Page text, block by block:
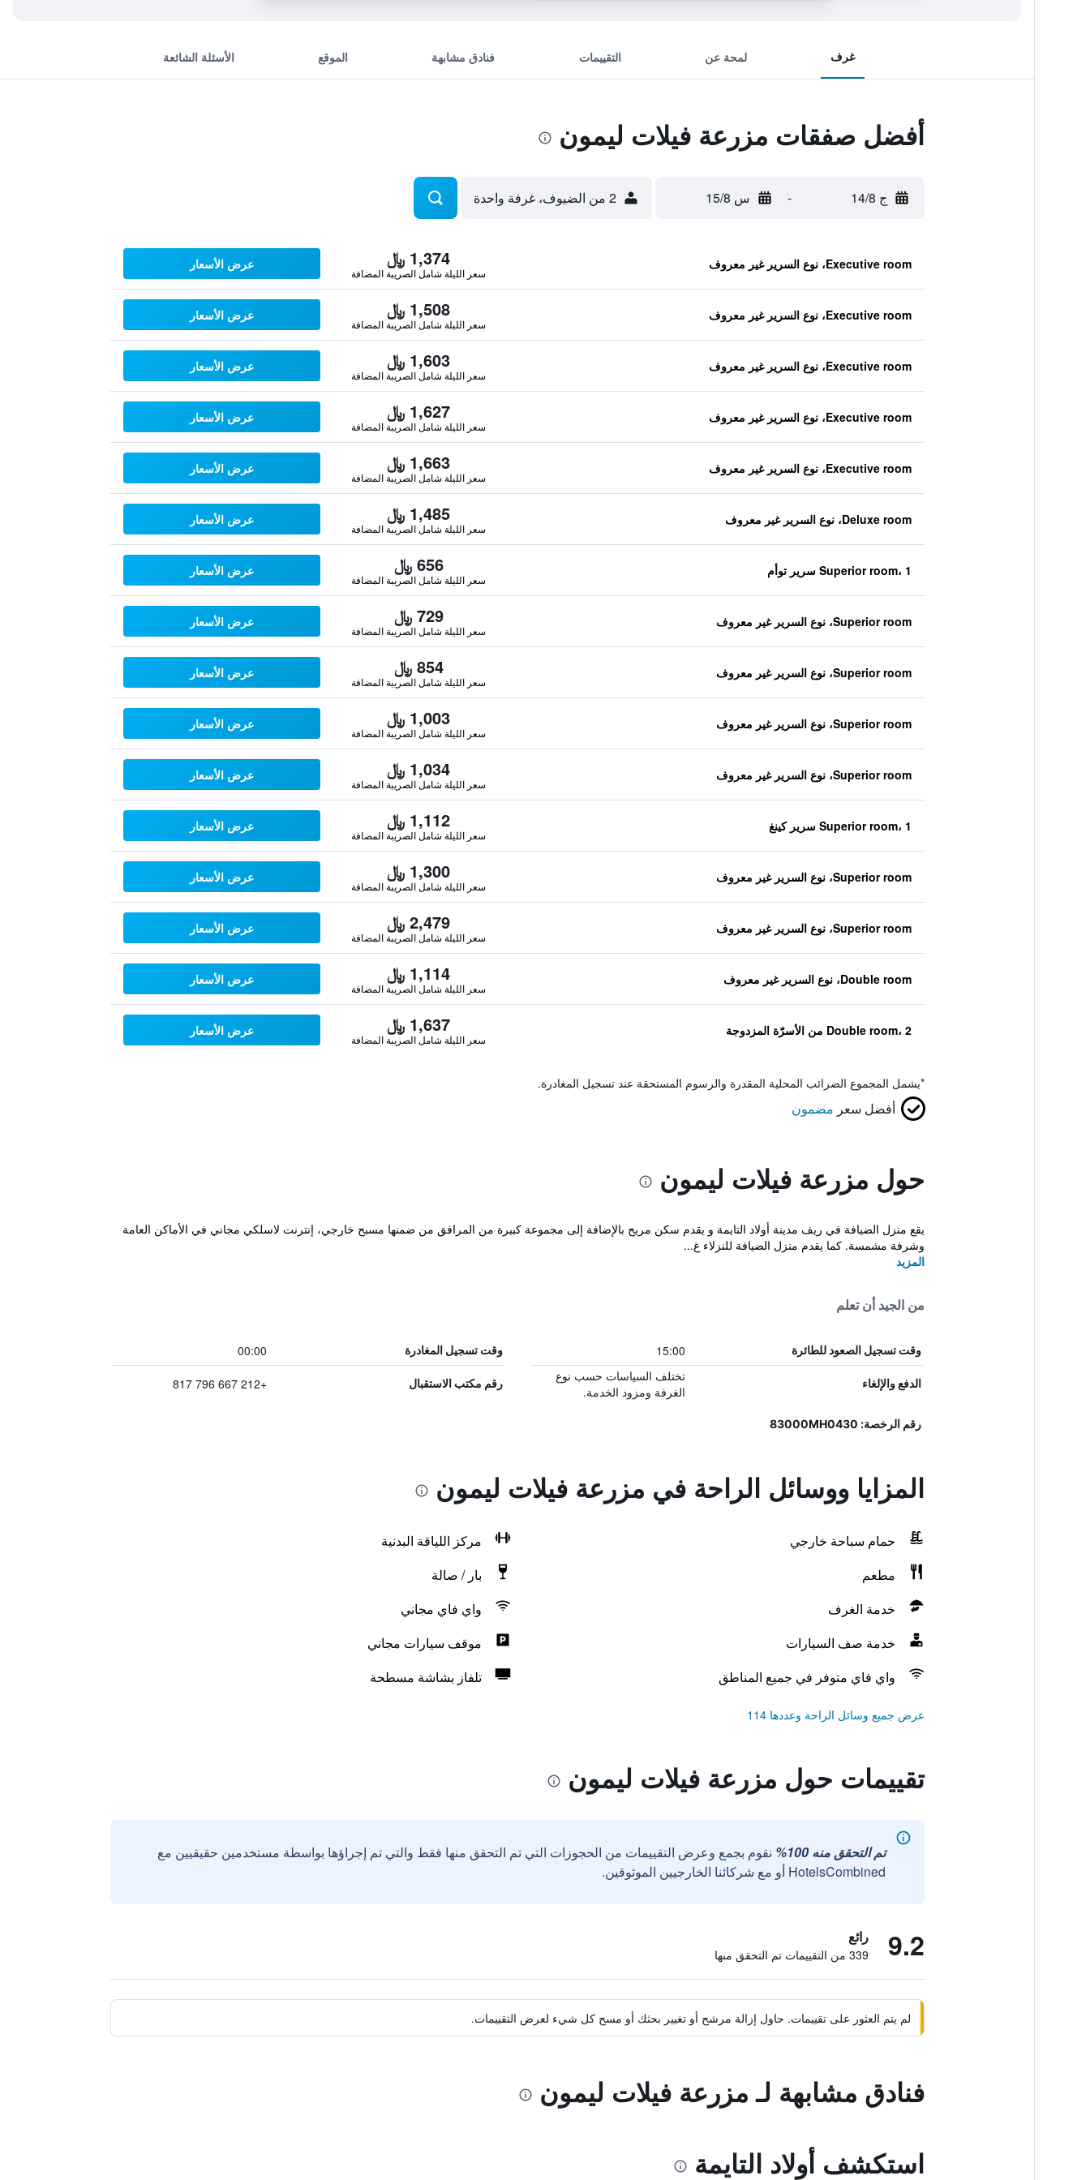
غرف لمحة عن التقييمات فنادق مشابهة الموقع الأسئلة الشائعة
أفضل صفقات مزرعة فيلات ليمون
ج 14/8 - س 15/8 2 من الضيوف، غرفة واحدة
Executive room، نوع السرير غير معروف 1,374 ﷼
سعر الليلة شامل الصريبة المضافة
عرض الأسعار
Executive room، نوع السرير غير معروف 1,508 ﷼
سعر الليلة شامل الصريبة المضافة
عرض الأسعار
Executive room، نوع السرير غير معروف 1,603 ﷼
سعر الليلة شامل الصريبة المضافة
عرض الأسعار
Executive room، نوع السرير غير معروف 1,627 ﷼
سعر الليلة شامل الصريبة المضافة
عرض الأسعار
Executive room، نوع السرير غير معروف 1,663 ﷼
سعر الليلة شامل الصريبة المضافة
عرض الأسعار
Deluxe room، نوع السرير غير معروف 1,485 ﷼
سعر الليلة شامل الصريبة المضافة
عرض الأسعار
Superior room، 1 سرير توأم 656 ﷼
سعر الليلة شامل الصريبة المضافة
عرض الأسعار
Superior room، نوع السرير غير معروف 729 ﷼
سعر الليلة شامل الصريبة المضافة
عرض الأسعار
Superior room، نوع السرير غير معروف 854 ﷼
سعر الليلة شامل الصريبة المضافة
عرض الأسعار
Superior room، نوع السرير غير معروف 1,003 ﷼
سعر الليلة شامل الصريبة المضافة
عرض الأسعار
Superior room، نوع السرير غير معروف 1,034 ﷼
سعر الليلة شامل الصريبة المضافة
عرض الأسعار
Superior room، 1 سرير كينغ 1,112 ﷼
سعر الليلة شامل الصريبة المضافة
عرض الأسعار
Superior room، نوع السرير غير معروف 1,300 ﷼
سعر الليلة شامل الصريبة المضافة
عرض الأسعار
Superior room، نوع السرير غير معروف 2,479 ﷼
سعر الليلة شامل الصريبة المضافة
عرض الأسعار
Double room، نوع السرير غير معروف 1,114 ﷼
سعر الليلة شامل الصريبة المضافة
عرض الأسعار
Double room، 2 من الأسرّة المزدوجة 1,637 ﷼
سعر الليلة شامل الصريبة المضافة
عرض الأسعار
*يشمل المجموع الضرائب المحلية المقدرة والرسوم المستحقة عند تسجيل المغادرة.
أفضل سعر مضمون
حول مزرعة فيلات ليمون
يقع منزل الضيافة في ريف مدينة أولاد التايمة و يقدم سكن مريح بالإضافة إلى مجموعة كبيرة من المرافق من ضمنها مسبح خارجي، إنترنت لاسلكي مجاني في الأماكن العامة
وشرفة مشمسة. كما يقدم منزل الضيافة للنزلاء غ...
المزيد
من الجيد أن تعلم
وقت تسجيل الصعود للطائرة 15:00 وقت تسجيل المغادرة 00:00
الدفع والإلغاء
تختلف السياسات حسب نوع
الغرفة ومزود الخدمة.
رقم مكتب الاستقبال +212 667 796 817
رقم الرخصة: 83000MH0430
المزايا ووسائل الراحة في مزرعة فيلات ليمون
حمام سباحة خارجي
مركز اللياقة البدنية
مطعم
بار / صالة
خدمة الغرف
واي فاي مجاني
خدمة صف السيارات
موقف سيارات مجاني
واي فاي متوفر في جميع المناطق
تلفاز بشاشة مسطحة
عرض جميع وسائل الراحة وعددها 114
تقييمات حول مزرعة فيلات ليمون
تم التحقق منه 100%
نقوم بجمع وعرض التقييمات من الحجوزات التي تم التحقق منها فقط والتي تم إجراؤها بواسطة مستخدمين حقيقيين مع
HotelsCombined أو مع شركائنا الخارجيين الموثوقين.
9.2 رائع
339 من التقييمات تم التحقق منها
لم يتم العثور على تقييمات. حاول إزالة مرشح أو تغيير بحثك أو مسح كل شيء لعرض التقييمات.
فنادق مشابهة لـ مزرعة فيلات ليمون
استكشف أولاد التايمة